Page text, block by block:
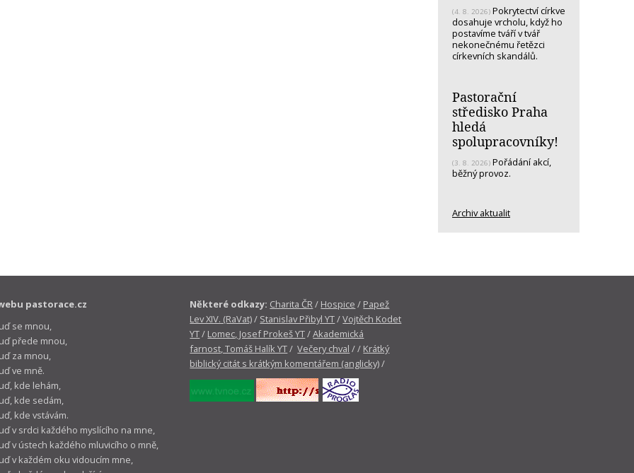
(4. 8. 2026) Pokrytectví církve
dosahuje vrcholu, když ho
postavíme tváří v tvář
nekonečnému řetězci
církevních skandálů.
Pastorační
středisko Praha
hledá
spolupracovníky!
(3. 8. 2026) Pořádání akcí,
běžný provoz.
Archiv aktualit
pastorace.cz
se mnou,
přede mnou,
za mnou,
ve mně.
kde lehám,
kde sedám,
kde vstávám.
v srdci každého myslícího na mne,
v ústech každého mluvicího o mně,
v každém oku vidoucím mne,
Některé odkazy: Charita ČR/ Hospice / Papež
Lev XIV. (RaVat)/ Stanislav Přibyl YT/Vojtěch Kodet
YT/ Lomec, Josef Prokeš YT/Akademická
farnost, Tomáš Halík YT/Večery chval / / Krátký
biblický citát s krátkým komentářem (anglicky)/